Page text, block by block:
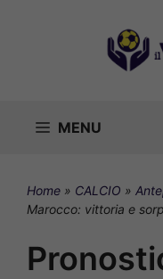
MENU
Home » CALCIO »
Marocco: vittoria e